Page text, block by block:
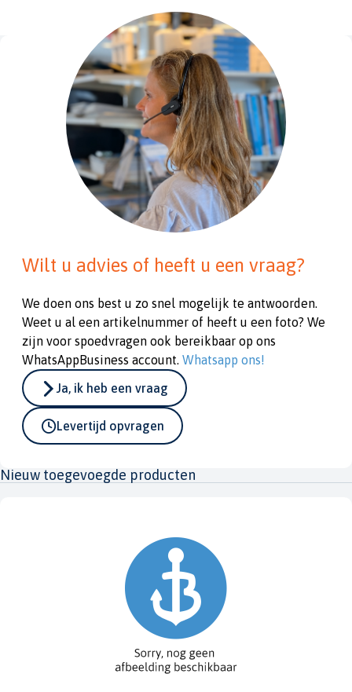
Wilt u advies of heeft u een vraag?
We doen ons best u zo snel mogelijk te antwoorden.
Weet u al een artikelnummer of heeft u een foto? We
zijn voor spoedvragen ook bereikbaar op ons
WhatsAppBusiness account. Whatsapp ons!
Ja, ik heb een vraag
Levertijd opvragen
Nieuw toegevoegde producten